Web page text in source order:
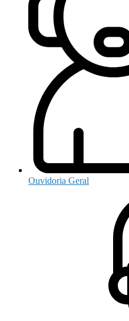
Ouvidoria Geral